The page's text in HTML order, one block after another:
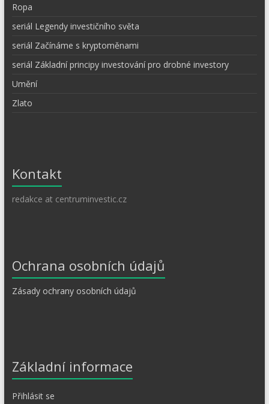
Ropa
seriál Legendy investičního světa
seriál Začínáme s kryptoměnami
seriál Základní principy investování pro drobné investory
Umění
Zlato
Kontakt
redakce at centruminvestic.cz
Ochrana osobních údajů
Zásady ochrany osobních údajů
Základní informace
Přihlásit se